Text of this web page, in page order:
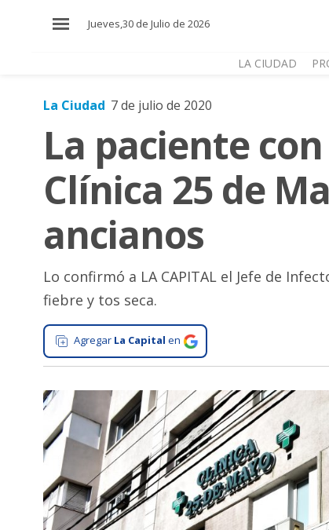
Jueves,30 de Julio de 2026
LA CIUDAD
Mundo
Zona
Cultura
Tecnología
Gastronomía
General
Ciudad
Deportes
Arte
La Ciudad 7 de julio de 2020
La paciente
Clínica 25 de
ancianos
Lo confirmó a LA CAPITAL el Jefe de
fiebre y tos seca.
Agregar La Capital en